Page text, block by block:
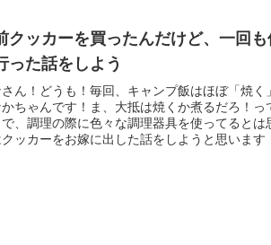
クッカーを買ったんだけど、一回
った話をしよう
ん！どうも！毎回、キャンプ飯はほぼ「焼く
ちゃんです！ま、大抵は焼くか煮るだろ！っ
で、調理の際に色々な調理器具を使ってるとは
ッカーをお嫁に出した話をしようと思います